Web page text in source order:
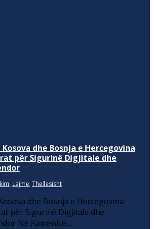
dhe Bosnja e Hercegovina
për Sigurinë Digjitale dhe
, Lajme, Thellesisht
dhe Bosnja e Hercegovina
për Sigurinë Digjitale dhe
Në Kamenicë,...